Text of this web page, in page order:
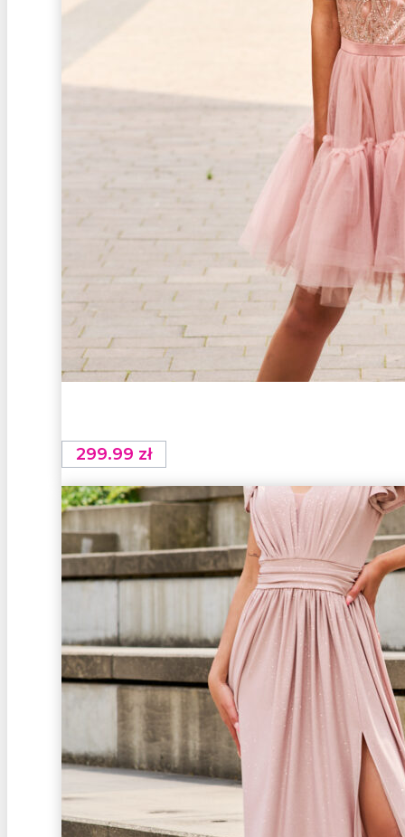
299.99 zł